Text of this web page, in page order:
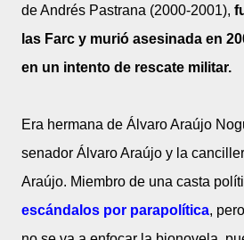
de Andrés Pastrana (2000-2001),
las Farc y murió asesinada en
en un intento de rescate militar.
Era hermana de Álvaro Araújo
senador Álvaro Araújo y la
Araújo. Miembro de una casta
escándalos por parapolítica,